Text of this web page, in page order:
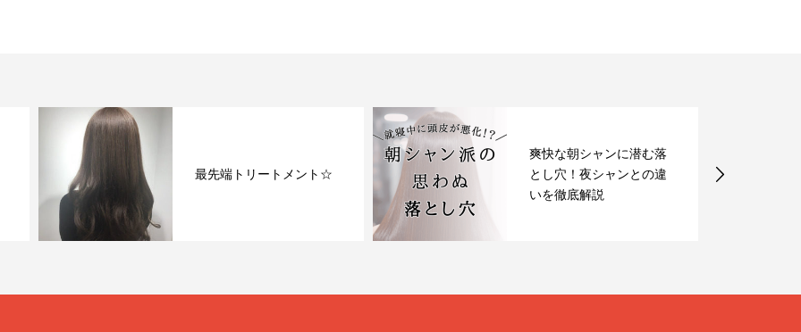
最先端トリートメント☆
爽快な朝シャンに潜む落
とし穴！夜シャンとの違
いを徹底解説